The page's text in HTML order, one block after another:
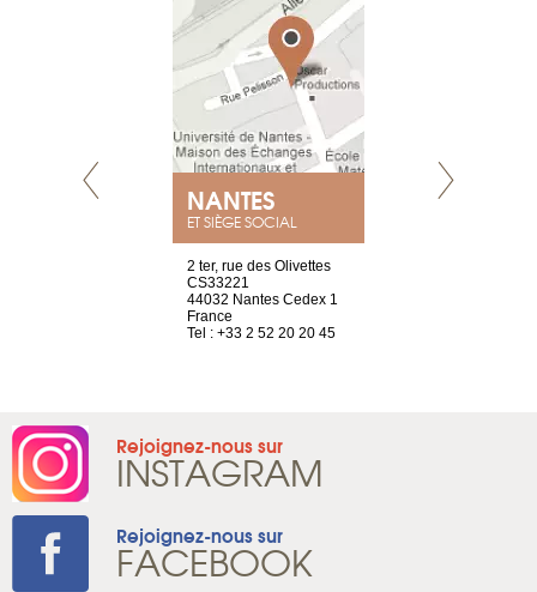
NANTES
ET SIÈGE SOCIAL
2 ter, rue des Olivettes
CS33221
44032 Nantes Cedex 1
France
Tel : +33 2 52 20 20 45
Rejoignez-nous sur
INSTAGRAM
Rejoignez-nous sur
FACEBOOK